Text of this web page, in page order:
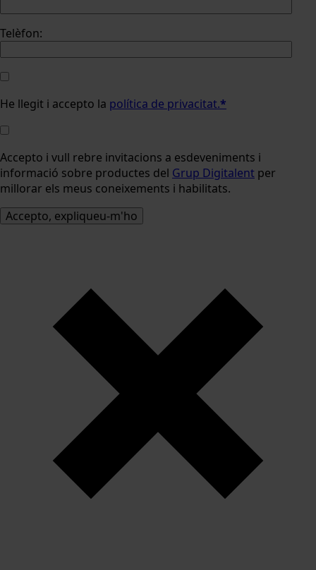
Telèfon:
He llegit i accepto la política de privacitat.*
Accepto i vull rebre invitacions a esdeveniments i
informació sobre productes del Grup Digitalent per
millorar els meus coneixements i habilitats.